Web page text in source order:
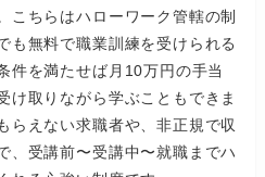
こちらはハローワーク管轄の制
も無料で職業訓練を受けられる
件を満たせば月10万円の手当
け取りながら学ぶこともできま
らえない求職者や、非正規で収
、受講前〜受講中〜就職までハ